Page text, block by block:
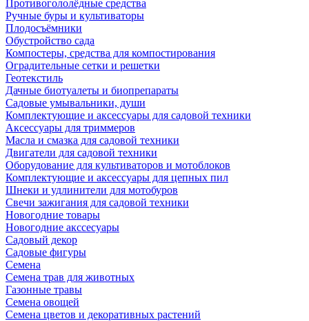
Противогололёдные средства
Ручные буры и культиваторы
Плодосъёмники
Обустройство сада
Компостеры, средства для компостирования
Оградительные сетки и решетки
Геотекстиль
Дачные биотуалеты и биопрепараты
Садовые умывальники, души
Комплектующие и аксессуары для садовой техники
Аксессуары для триммеров
Масла и смазка для садовой техники
Двигатели для садовой техники
Оборудование для культиваторов и мотоблоков
Комплектующие и аксессуары для цепных пил
Шнеки и удлинители для мотобуров
Свечи зажигания для садовой техники
Новогодние товары
Новогодние акссесуары
Садовый декор
Садовые фигуры
Семена
Семена трав для животных
Газонные травы
Семена овощей
Семена цветов и декоративных растений